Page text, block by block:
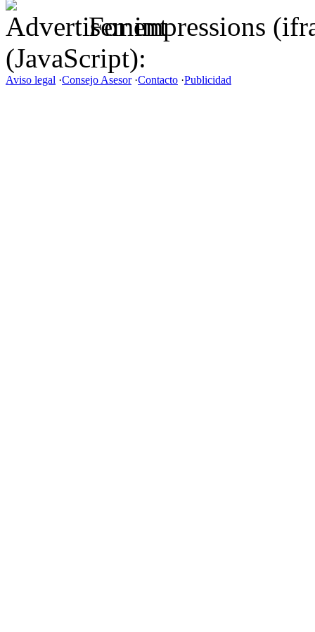
For impressions
(JavaScript):
Aviso legal ·Consejo Asesor·Contacto ·Publicidad